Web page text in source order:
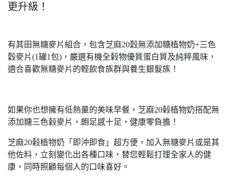
更升級！
有其田無糖麥片組合，包含芝麻20穀無添加糖植物奶+三色
穀麥片(1罐1包)，嚴選有機全榖物優質蛋白質及純粹風味，
適合喜歡無糖麥片的輕飲食族群與養生銀髮族！
如果你也想擁有低熱量的美味早餐，芝麻20榖植物奶搭配無
添加糖三色榖麥片，飽足感十足，健康零負擔！
芝麻20榖植物奶「即沖即食」超方便，加入無糖麥片或是其
他佐料，立刻變化出各種口味，替您輕鬆打理全家人的健
康，同時照顧每個人的口味喜好。